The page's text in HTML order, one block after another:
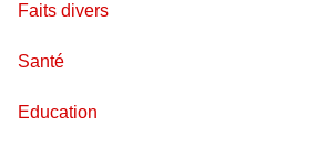
Faits divers
Santé
Education